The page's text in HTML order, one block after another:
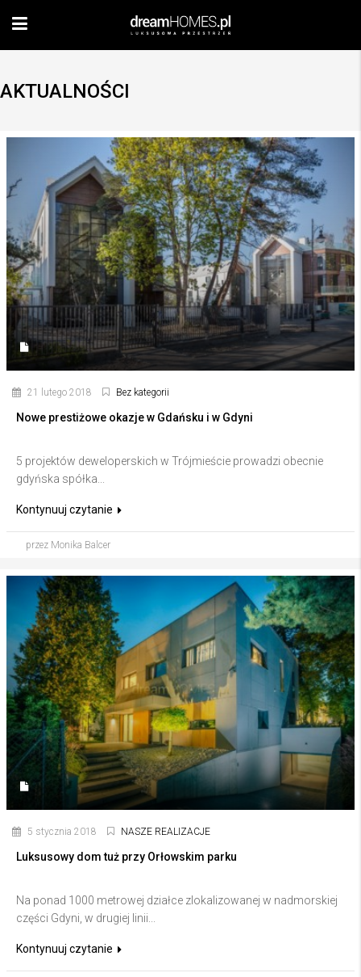
AKTUALNOŚCI
21 lutego 2018 Bez kategorii
Nowe prestiżowe okazje w Gdańsku i w Gdyni
5 projektów deweloperskich w Trójmieście prowadzi obecnie
gdyńska spółka...
Kontynuuj czytanie
przez Monika Balcer
5 stycznia 2018 NASZE REALIZACJE
Luksusowy dom tuż przy Orłowskim parku
Na ponad 1000 metrowej działce zlokalizowanej w nadmorskiej
części Gdyni, w drugiej linii...
Kontynuuj czytanie